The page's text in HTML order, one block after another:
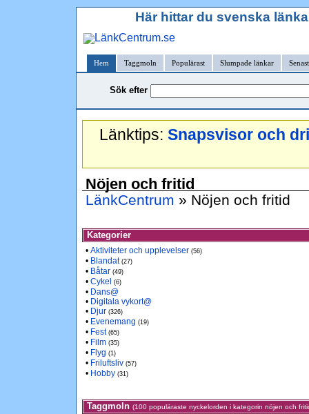
Här hittar du svenska
Hem Taggmoln Populärast Slumpade länkar
Sök efter
Länktips: Snapsvisor och
Nöjen och fritid
LänkCentrum » Nöjen och fritid
Kategorier
• Aktiviteter och upplevelser (56)
• Blandat (27)
• Båtar (49)
• Cykel (6)
• Dans@
• Digitala vykort@
• Djur (326)
• Evenemang (19)
• Fest (65)
• Film (35)
• Flyg (1)
• Friluftsliv (57)
• Hobby (31)
Taggmoln (100 populäraste nyckelorden i kategorin nöjen och